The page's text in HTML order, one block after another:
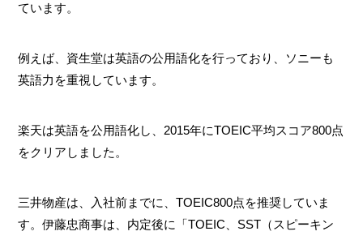
ています。
例えば、資生堂は英語の公用語化を行っており、ソニーも
英語力を重視しています。
楽天は英語を公用語化し、2015年にTOEIC平均スコア800点
をクリアしました。
三井物産は、入社前までに、TOEIC800点を推奨していま
す。伊藤忠商事は、内定後に「TOEIC、SST（スピーキン